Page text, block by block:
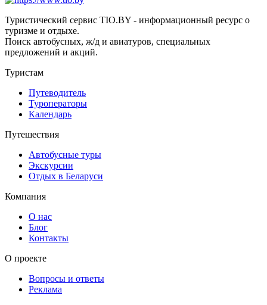
Туристический сервис TIO.BY - информационный ресурс о
туризме и отдыхе.
Поиск автобусных, ж/д и авиатуров, специальных
предложений и акций.
Туристам
Путеводитель
Туроператоры
Календарь
Путешествия
Автобусные туры
Экскурсии
Отдых в Беларуси
Компания
О нас
Блог
Контакты
О проекте
Вопросы и ответы
Реклама